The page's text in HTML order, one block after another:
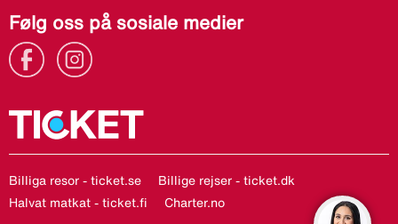
Følg oss på sosiale medier
Billiga resor - ticket.se
Billige rejser - ticket.dk
Halvat matkat - ticket.fi
Charter.no